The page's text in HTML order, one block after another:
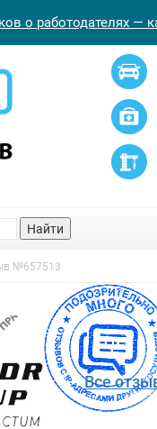
о работодателях —
Найти
№657513
Все